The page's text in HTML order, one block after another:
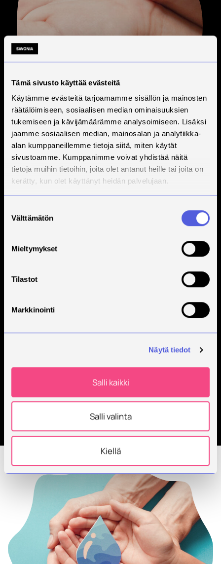
Tämä sivusto käyttää evästeitä
Käytämme evästeitä tarjoamamme sisällön ja mainosten
räätälöimiseen, sosiaalisen median ominaisuuksien
tukemiseen ja kävijämäärämme analysoimiseen. Lisäksi
jaamme sosiaalisen median, mainosalan ja analytiikka-
alan kumppaneillemme tietoja siitä, miten käytät
sivustoamme. Kumppanimme voivat yhdistää näitä
tietoja muihin tietoihin, joita olet antanut heille tai joita on
kerätty, kun olet käyttänyt heidän palvelujaan.
valinta
Välttämätön
Mieltymykset
Tilastot
Markkinointi
Näytä tiedot
Salli kaikki
Salli valinta
Kiellä
Kategoria:
Webinaarit